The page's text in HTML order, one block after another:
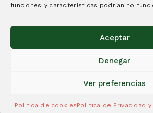
funciones y características podrían no
Aceptar
Denegar
Ver preferencias
Política de cookiesPolítica de Privacidad
Creemos que algunas cosas tienen
aquello en lo que
© A Tenda do Avó 2025.Diseño y